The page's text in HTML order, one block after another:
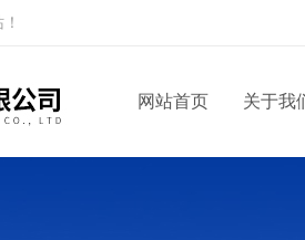
网站首页 关于我